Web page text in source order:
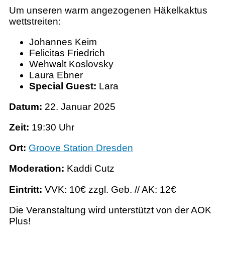
Um unseren warm angezogenen Häkelkaktus
wettstreiten:
Johannes Keim
Felicitas Friedrich
Wehwalt Koslovsky
Laura Ebner
Special Guest: Lara
Datum: 22. Januar 2025
Zeit: 19:30 Uhr
Ort: Groove Station Dresden
Moderation: Kaddi Cutz
Eintritt: VVK: 10€ zzgl. Geb. // AK: 12€
Die Veranstaltung wird unterstützt von der AOK
Plus!